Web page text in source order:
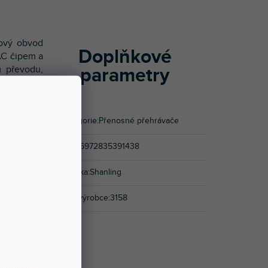
obvod
čipem a
převodu,
a
s velmi
celkové
Doplňkové
parametry
Kategorie:Přenosné přehrávače
6972835391438
Značka:Shanling
Kód výrobce:3158